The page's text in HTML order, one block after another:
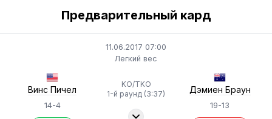
Предварительный кард
11.06.2017 07:00
Легкий вес
Винс Пичел
14-4
KO/TKO
1-й раунд (3:37)
Дэмиен Браун
19-13